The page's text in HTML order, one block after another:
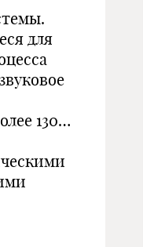
для
130…